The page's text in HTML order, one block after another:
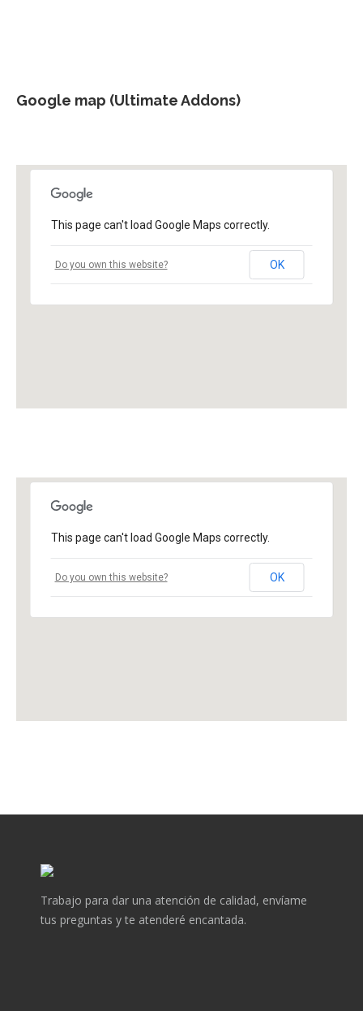
Google map (Ultimate Addons)
This page can't load Google Maps correctly.
Do you own this website? OK
This page can't load Google Maps correctly.
Do you own this website? OK
Trabajo para dar una atención de calidad, envíame
tus preguntas y te atenderé encantada.